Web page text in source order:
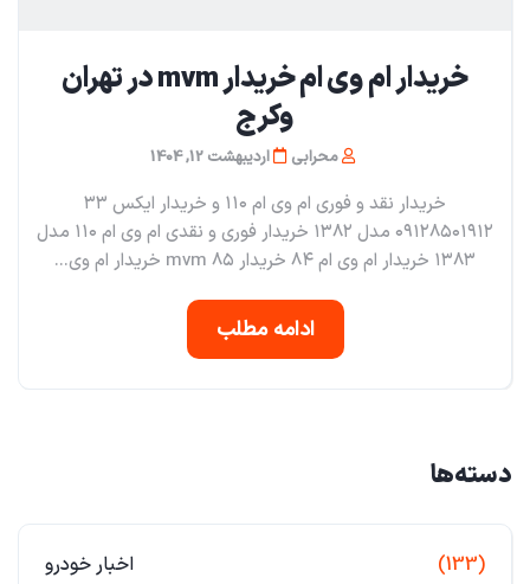
خریدار ام وی ام خریدار mvm در تهران
و‌کرج
محرابی اردیبهشت 12, 1404
خریدار نقد و فوری ام وی ام ۱۱۰ و خریدار ایکس ۳۳
۰۹۱۲۸۵۰۱۹۱۲ مدل ۱۳۸۲ خریدار فوری و نقدی ام وی ام ۱۱۰ مدل
۱۳۸۳ خریدار ام وی ام ۸۴ خریدار mvm ۸۵ خریدار ام وی...
ادامه مطلب
دسته‌ها
اخبار خودرو (133)